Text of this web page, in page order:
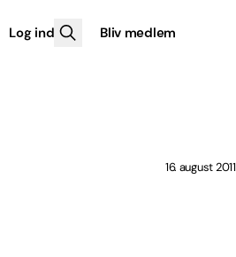
Log ind Bliv medlem
16. august 2011